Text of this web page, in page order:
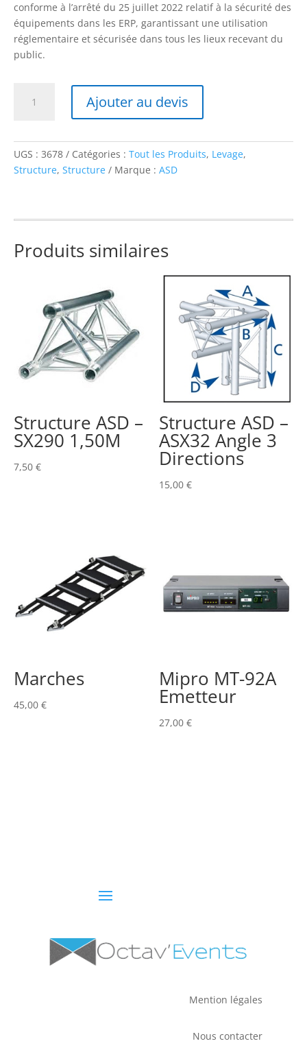
conforme à l’arrêté du 25 juillet 2022 relatif à la sécurité des
équipements dans les ERP, garantissant une utilisation
réglementaire et sécurisée dans tous les lieux recevant du
public.
M
STRUCTURE
CARRE
NOIR
Ajouter au devis
UGS : 3678 Catégories : Tout les Produits, Levage,
Structure, Structure Marque : ASD
Produits similaires
Structure ASD –
SX290 1,50M
7,50 €
Structure ASD –
ASX32 Angle 3
Directions
15,00€
Marches
45,00 €
Mipro MT-92A
Emetteur
27,00€
Mention légales
Nous contacter